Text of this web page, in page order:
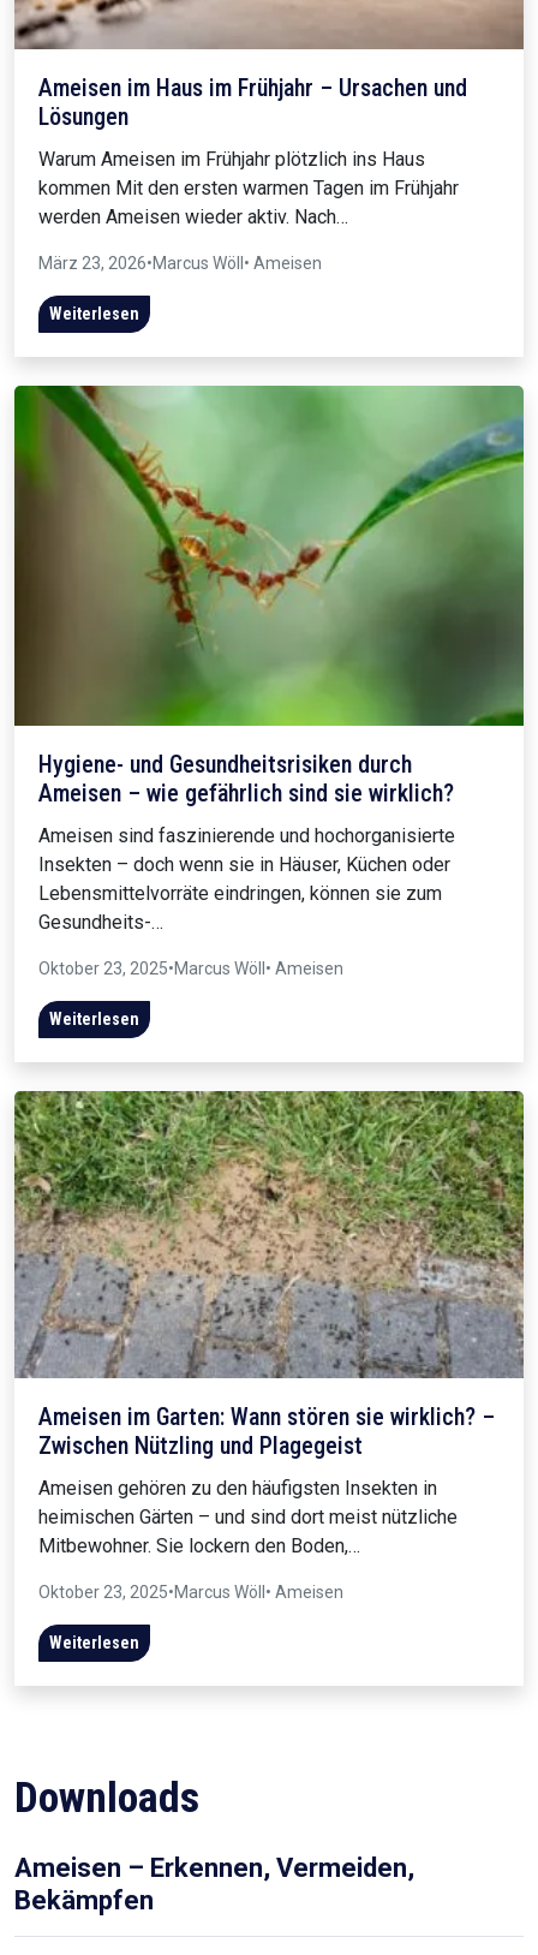
Ameisen im Haus im Frühjahr – Ursachen und
Lösungen
Warum Ameisen im Frühjahr plötzlich ins Haus
kommen Mit den ersten warmen Tagen im Frühjahr
werden Ameisen wieder aktiv. Nach…
März 23, 2026•Marcus Wöll • Ameisen
Weiterlesen
Hygiene- und Gesundheitsrisiken durch
Ameisen – wie gefährlich sind sie wirklich?
Ameisen sind faszinierende und hochorganisierte
Insekten – doch wenn sie in Häuser, Küchen oder
Lebensmittelvorräte eindringen, können sie zum
Gesundheits-…
Oktober 23, 2025•Marcus Wöll • Ameisen
Weiterlesen
Ameisen im Garten: Wann stören sie wirklich? –
Zwischen Nützling und Plagegeist
Ameisen gehören zu den häufigsten Insekten in
heimischen Gärten – und sind dort meist nützliche
Mitbewohner. Sie lockern den Boden,…
Oktober 23, 2025•Marcus Wöll• Ameisen
Weiterlesen
Downloads
Ameisen – Erkennen, Vermeiden,
Bekämpfen